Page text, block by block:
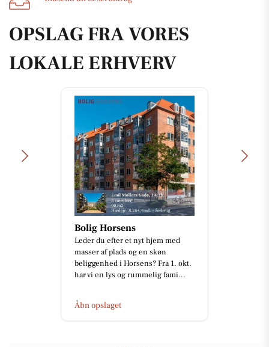
OPSLAG FRA VORES
LOKALE ERHVERV
Bolig Horsens
Leder du efter et nyt hjem med
masser af plads og en skøn
beliggenhed i Horsens? Fra 1. okt.
har vi en lys og rummelig fami...
Åbn opslaget